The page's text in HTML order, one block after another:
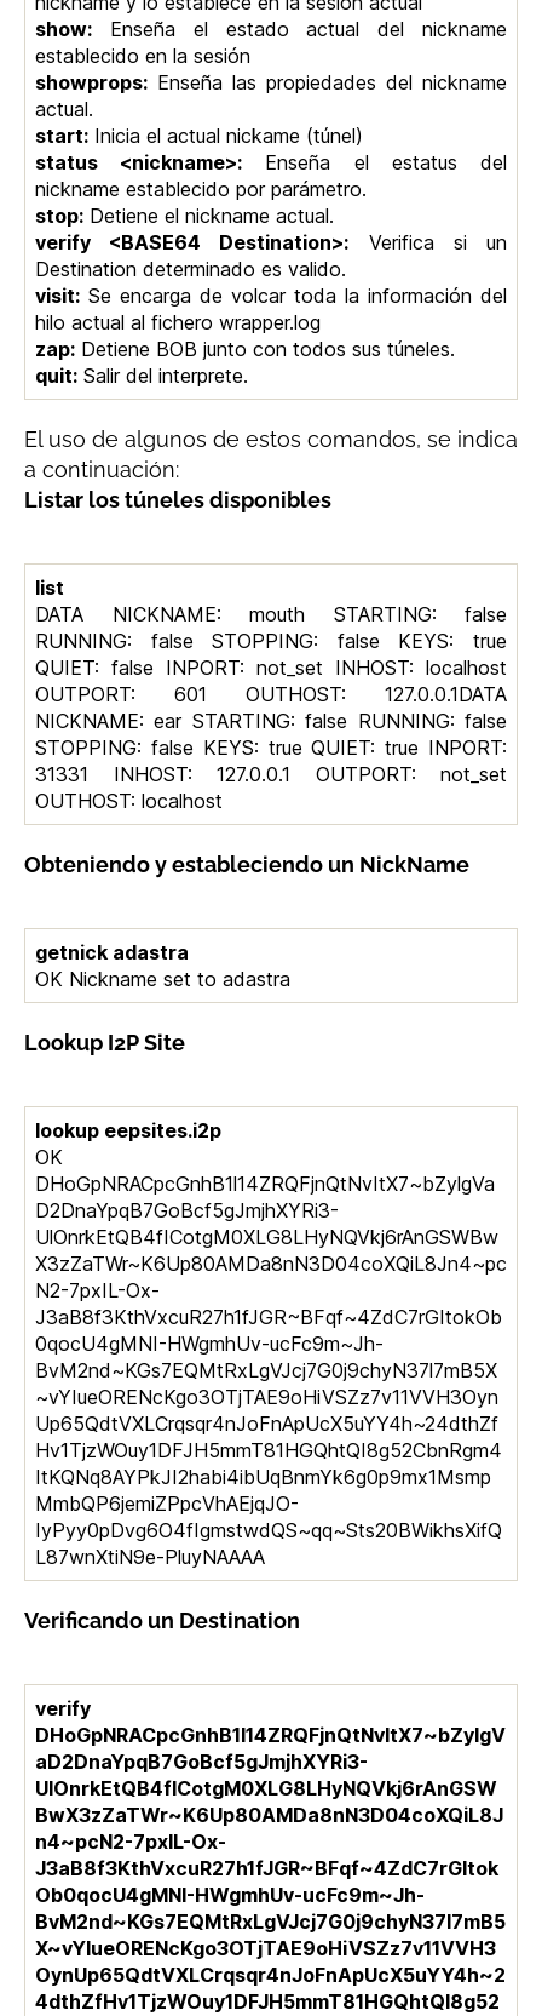
show: Enseña el estado actual del nickname
establecido en la sesión
showprops: Enseña las propiedades del nickname
actual.
start: Inicia el actual nickame (túnel)
status <nickname>: Enseña el estatus del
nickname establecido por parámetro.
stop: Detiene el nickname actual.
verify <BASE64 Destination>: Verifica si un
Destination determinado es valido.
visit: Se encarga de volcar toda la información del
hilo actual al fichero wrapper.log
zap: Detiene BOB junto con todos sus túneles.
quit: Salir del interprete.
El uso de algunos de estos comandos, se indica
a continuación:
Listar los túneles disponibles
list
DATA NICKNAME: mouth STARTING: false
RUNNING: false STOPPING: false KEYS: true
QUIET: false INPORT: not_set INHOST: localhost
OUTPORT: 601 OUTHOST: 127.0.0.1DATA
NICKNAME: ear STARTING: false RUNNING: false
STOPPING: false KEYS: true QUIET: true INPORT:
31331 INHOST: 127.0.0.1 OUTPORT: not_set
OUTHOST: localhost
Obteniendo y estableciendo un NickName
getnick adastra
OK Nickname set to adastra
Lookup I2P Site
lookup eepsites.i2p
OK
DHoGpNRACpcGnhB1l14ZRQFjnQtNvItX7~bZylgVa
D2DnaYpqB7GoBcf5gJmjhXYRi3-
UlOnrkEtQB4fICotgM0XLG8LHyNQVkj6rAnGSWBw
X3zZaTWr~K6Up80AMDa8nN3D04coXQiL8Jn4~pc
N2-7pxIL-Ox-
J3aB8f3KthVxcuR27h1fJGR~BFqf~4ZdC7rGItokOb
0qocU4gMNI-HWgmhUv-ucFc9m~Jh-
BvM2nd~KGs7EQMtRxLgVJcj7G0j9chyN37l7mB5X
~vYIueORENcKgo3OTjTAE9oHiVSZz7v11VVH3Oyn
Up65QdtVXLCrqsqr4nJoFnApUcX5uYY4h~24dthZf
Hv1TjzWOuy1DFJH5mmT81HGQhtQI8g52CbnRgm4
ItKQNq8AYPkJI2habi4ibUqBnmYk6g0p9mx1Msmp
MmbQP6jemiZPpcVhAEjqJO-
IyPyy0pDvg6O4fIgmstwdQS~qq~Sts20BWikhsXifQ
L87wnXtiN9e-PluyNAAAA
Verificando un Destination
verify
DHoGpNRACpcGnhB1l14ZRQFjnQtNvItX7~bZylgV
aD2DnaYpqB7GoBcf5gJmjhXYRi3-
UlOnrkEtQB4fICotgM0XLG8LHyNQVkj6rAnGSW
BwX3zZaTWr~K6Up80AMDa8nN3D04coXQiL8J
n4~pcN2-7pxIL-Ox-
J3aB8f3KthVxcuR27h1fJGR~BFqf~4ZdC7rGItok
Ob0qocU4gMNI-HWgmhUv-ucFc9m~Jh-
BvM2nd~KGs7EQMtRxLgVJcj7G0j9chyN37l7mB5
X~vYIueORENcKgo3OTjTAE9oHiVSZz7v11VVH3
OynUp65QdtVXLCrqsqr4nJoFnApUcX5uYY4h~2
4dthZfHv1TjzWOuy1DFJH5mmT81HGQhtQI8g52